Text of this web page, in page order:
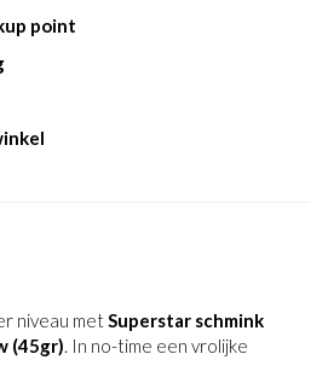
point
niveau metSuperstar schmink
(45gr). In no-time een vrolijke